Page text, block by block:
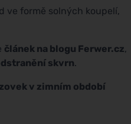
ve formě solných koupelí,
článek na blogu Ferwer.cz,
skvrn.
v zimním období